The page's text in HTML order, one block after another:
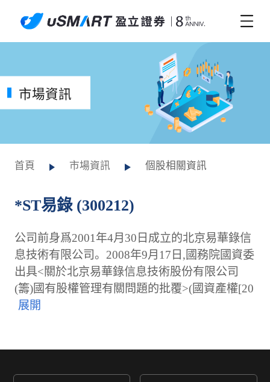
市場資訊
首頁 市場資訊 個股相關資訊
*ST易錄 (300212)
公司前身爲2001年4月30日成立的北京易華錄信
息技術有限公司。2008年9月17日,國務院國資委
出具<關於北京易華錄信息技術股份有限公司
(籌)國有股權管理有關問題的批覆>(國資產權[20